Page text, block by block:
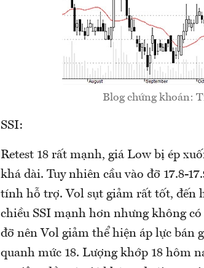
Blog chứng khoán:
SSI:
Retest 18 rất mạnh, giá Low bị ép
khá dài. Tuy nhiên cầu vào đỡ 17.8-
tính hỗ trợ. Vol sụt giảm rất tốt, đến
chiều SSI mạnh hơn nhưng không
đỡ nên Vol giảm thể hiện áp lực bán
quanh mức 18. Lượng khớp 18 hôm